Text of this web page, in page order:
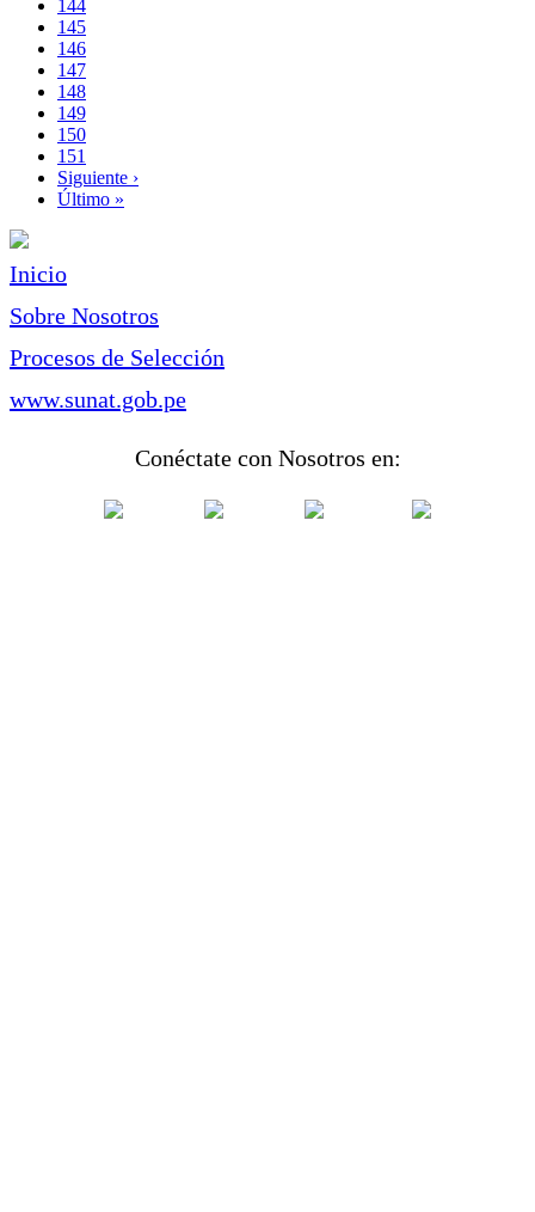
Page
144
Page
145
Page
146
Página
actual
147
Page
148
Page
149
Page
150
Page
151
Siguiente
página
Siguiente ›
Última
Último »
Inicio
Sobre Nosotros
Procesos de Selección
www.sunat.gob.pe
Conéctate con Nosotros en: